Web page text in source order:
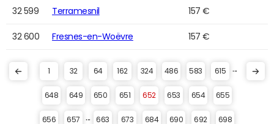
32 599 Terramesnil 157 €
32 600 Fresnes-en-Woëvre 157 €
1 32 64 162 324 486 583 615
648 649 650 651 652 653 654 655
656 657 663 673 684 690 692 698